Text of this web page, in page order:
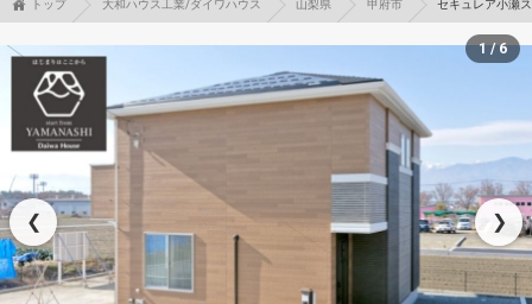
トップ 大和ハウス工業/ダイワハウス 山梨県 甲府市 セキュレア小瀬
❮ ❯
1 / 6